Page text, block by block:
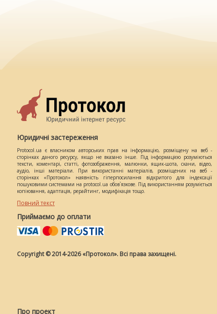
Юридичні застереження
Protocol.ua є власником авторських прав на інформацію, розміщену на веб -
сторінках даного ресурсу, якщо не вказано інше. Під інформацією розуміються
тексти, коментарі, статті, фотозображення, малюнки, ящик-шота, скани, відео,
аудіо, інші матеріали. При використанні матеріалів, розміщених на веб -
сторінках «Протокол» наявність гіперпосилання відкритого для індексації
пошуковими системами на protocol.ua обов`язкове. Під використанням розуміється
копіювання, адаптація, рерайтинг, модифікація тощо.
Повний текст
Приймаємо до оплати
Copyright © 2014-2026 «Протокол». Всі права захищені.
Про проект